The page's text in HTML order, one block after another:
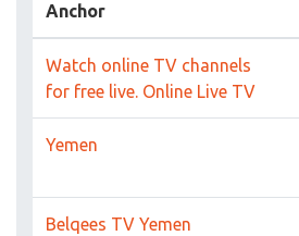
Anchor
Watch online TV channels
for free live. Online Live TV
Yemen
Belqees TV Yemen